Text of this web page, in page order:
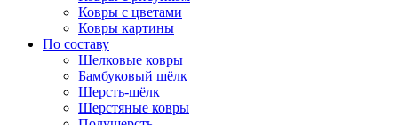
Ковры с цветами
Ковры картины
По составу
Шелковые ковры
Бамбуковый шёлк
Шерсть-шёлк
Шерстяные ковры